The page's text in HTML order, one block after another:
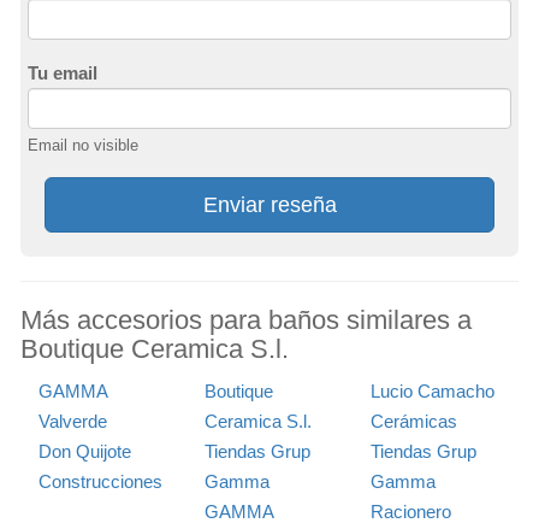
Tu email
Email no visible
Enviar reseña
Más accesorios para baños similares a
Boutique Ceramica S.l.
GAMMA
Valverde
Boutique
Ceramica S.l.
Lucio Camacho
Cerámicas
Don Quijote
Construcciones
Tiendas Grup
Gamma
GAMMA
Tiendas Grup
Gamma
Racionero